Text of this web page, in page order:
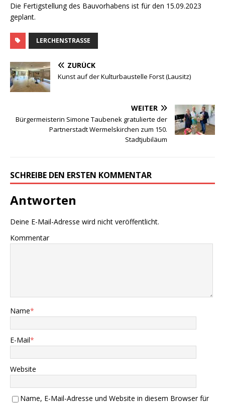
Die Fertigstellung des Bauvorhabens ist für den 15.09.2023
geplant.
LERCHENSTRASSE
ZURÜCK
Kunst auf der Kulturbaustelle Forst (Lausitz)
WEITER
Bürgermeisterin Simone Taubenek gratulierte der
Partnerstadt Wermelskirchen zum 150.
Stadtjubiläum
SCHREIBE DEN ERSTEN KOMMENTAR
Antworten
Deine E-Mail-Adresse wird nicht veröffentlicht.
Kommentar
Name*
E-Mail*
Website
Name, E-Mail-Adresse und Website in diesem Browser für